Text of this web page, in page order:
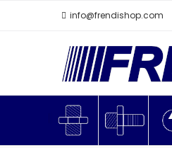
info@frendishop.com